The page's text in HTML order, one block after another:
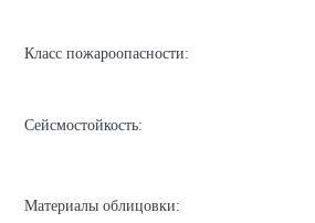
Класс пожароопасности:
Сейсмостойкость:
Материалы облицовки: